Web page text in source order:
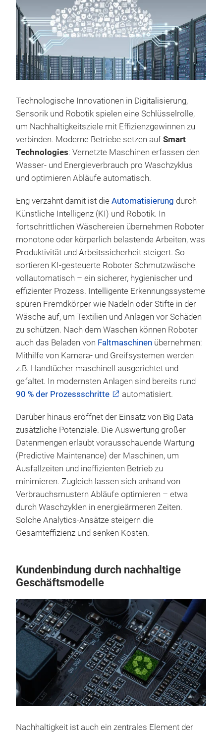
Technologische Innovationen in Digitalisierung,
Sensorik und Robotik spielen eine Schlüsselrolle,
um Nachhaltigkeitsziele mit Effizienzgewinnen zu
verbinden. Moderne Betriebe setzen auf Smart
Technologies: Vernetzte Maschinen erfassen den
Wasser- und Energieverbrauch pro Waschzyklus
und optimieren Abläufe automatisch.
Eng verzahnt damit ist die Automatisierung durch
Künstliche Intelligenz (KI) und Robotik. In
fortschrittlichen Wäschereien übernehmen Roboter
monotone oder körperlich belastende Arbeiten, was
Produktivität und Arbeitssicherheit steigert. So
sortieren KI-gesteuerte Roboter Schmutzwäsche
vollautomatisch – ein sicherer, hygienischer und
effizienter Prozess. Intelligente Erkennungssysteme
spüren Fremdkörper wie Nadeln oder Stifte in der
Wäsche auf, um Textilien und Anlagen vor Schäden
zu schützen. Nach dem Waschen können Roboter
auch das Beladen von Faltmaschinen übernehmen:
Mithilfe von Kamera- und Greifsystemen werden
z.B. Handtücher maschinell ausgerichtet und
gefaltet. In modernsten Anlagen sind bereits rund
90 % der Prozessschritte
automatisiert.
Darüber hinaus eröffnet der Einsatz von Big Data
zusätzliche Potenziale. Die Auswertung großer
Datenmengen erlaubt vorausschauende Wartung
(Predictive Maintenance) der Maschinen, um
Ausfallzeiten und ineffizienten Betrieb zu
minimieren. Zugleich lassen sich anhand von
Verbrauchsmustern Abläufe optimieren – etwa
durch Waschzyklen in energieärmeren Zeiten.
Solche Analytics-Ansätze steigern die
Gesamteffizienz und senken Kosten.
Kundenbindung durch nachhaltige
Geschäftsmodelle
Nachhaltigkeit ist auch ein zentrales Element der